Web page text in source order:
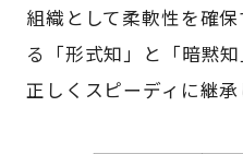
組織として柔軟性を確
る「形式知」と「暗黙
正しくスピーディに継承